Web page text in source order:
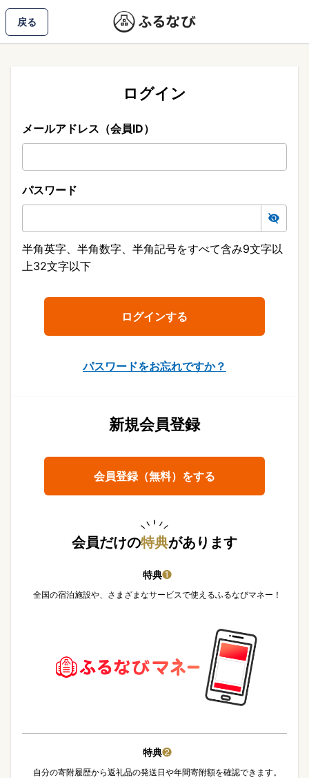
戻る
ログイン
メールアドレス（会員ID）
パスワード
半角英字、半角数字、半角記号をすべて含み9文字以
上32文字以下
パスワードをお忘れですか？
新規会員登録
会員登録（無料）をする
会員だけの特典があります
特典❶
全国の宿泊施設や、さまざまなサービスで使えるふるなびマネー！
特典❷
自分の寄附履歴から返礼品の発送日や年間寄附額を確認できます。